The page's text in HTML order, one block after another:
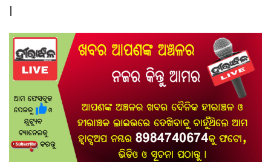
l